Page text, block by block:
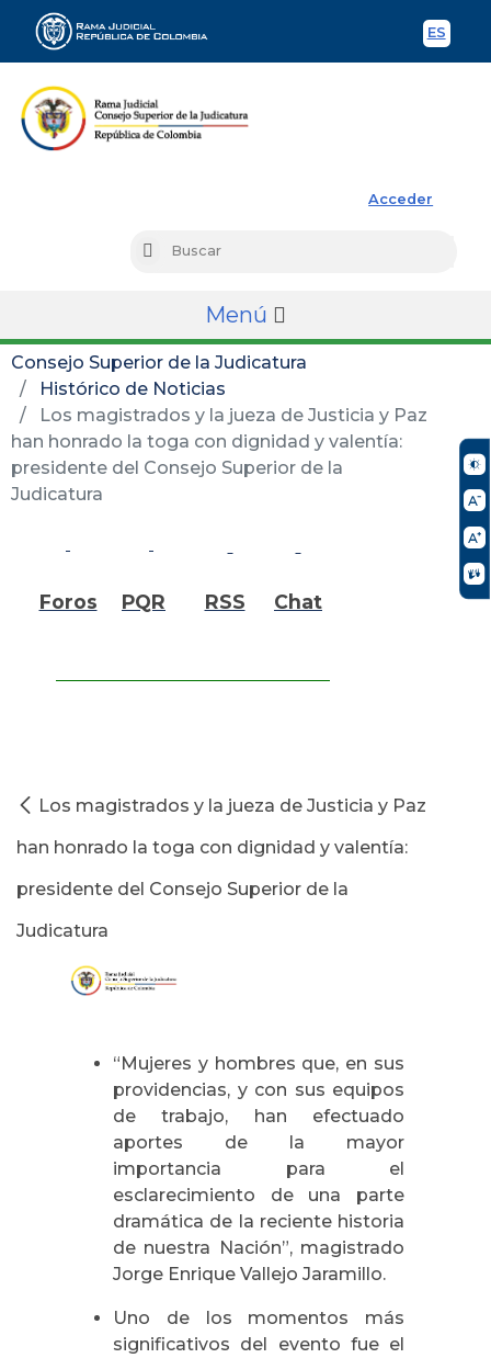
ES
Acceder
Buscar
Menú
Consejo Superior de la Judicatura
Histórico de Noticias
Los magistrados y la jueza de Justicia y Paz
han honrado la toga con dignidad y valentía:
presidente del Consejo Superior de la
Judicatura
Foros PQR RSS Chat
Los magistrados y la jueza de Justicia y Paz
han honrado la toga con dignidad y valentía:
presidente del Consejo Superior de la
Judicatura
“Mujeres y hombres que, en sus
providencias, y con sus equipos
de trabajo, han efectuado
aportes de la mayor
importancia para el
esclarecimiento de una parte
dramática de la reciente historia
de nuestra Nación”, magistrado
Jorge Enrique Vallejo Jaramillo.
Uno de los momentos más
significativos del evento fue el